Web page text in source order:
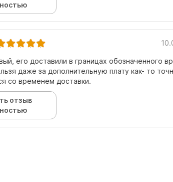
его доставили в границах обозначенного
даже за дополнительную плату как- то
со временем доставки.
отзыв